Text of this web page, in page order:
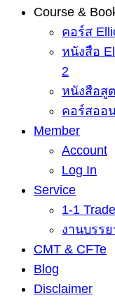
Course &
คอร์ส
หนังสือ
2
หนังสือสู
คอร์สออ
Member
Account
Log In
Service
1-1
งานบรร
CMT & CFTe
Blog
Disclaimer